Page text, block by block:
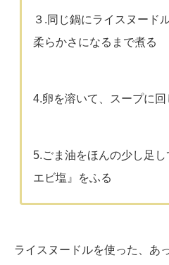
３.同じ鍋にライスヌード
柔らかさになるまで煮る
4.卵を溶いて、スープに回
5.ごま油をほんの少し足
エビ塩』をふる
ライスヌードルを使った、あ